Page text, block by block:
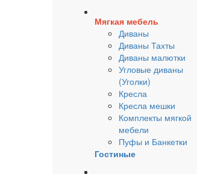
Мягкая мебель
Диваны
Диваны Тахты
Диваны малютки
Угловые диваны
(Уголки)
Кресла
Кресла мешки
Комплекты мягкой
мебели
Пуфы и Банкетки
Гостиные